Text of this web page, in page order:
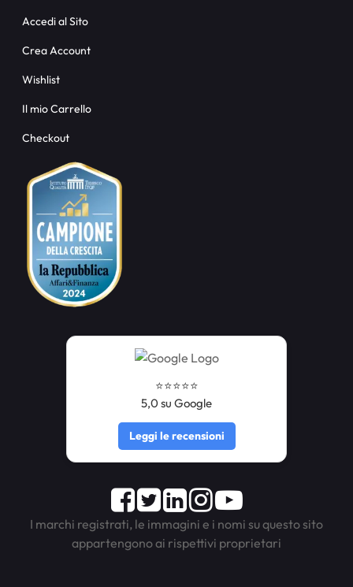
Accedi al Sito
Crea Account
Wishlist
Il mio Carrello
Checkout
⭐️⭐️⭐️⭐️⭐️
5,0 su Google
Leggi le recensioni
Facebook
TwitterLinkedInInstagram
Youtube
I marchi registrati, le immagini e i nomi su questo sito
appartengono ai rispettivi proprietari